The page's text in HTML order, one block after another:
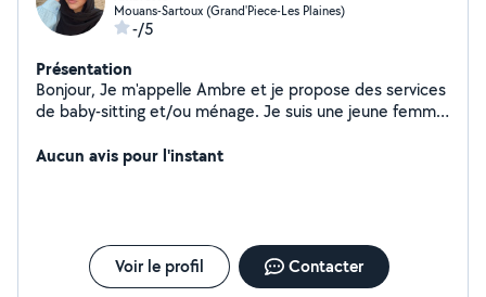
Mouans-Sartoux (Grand'Piece-Les Plaines)
-/5
Présentation
Bonjour, Je m'appelle Ambre et je propose des services
de baby-sitting et/ou ménage. Je suis une jeune femme
émotions des enfants et sait combien il est important
très à l'écoute, vous pourrez compter sur mon
dynamisme et mon dévouement pour vous épauler au
mieux. Au plaisir de vous rencontrer, Ambre
Aucun avis pour l'instant
Voir le profil Contacter